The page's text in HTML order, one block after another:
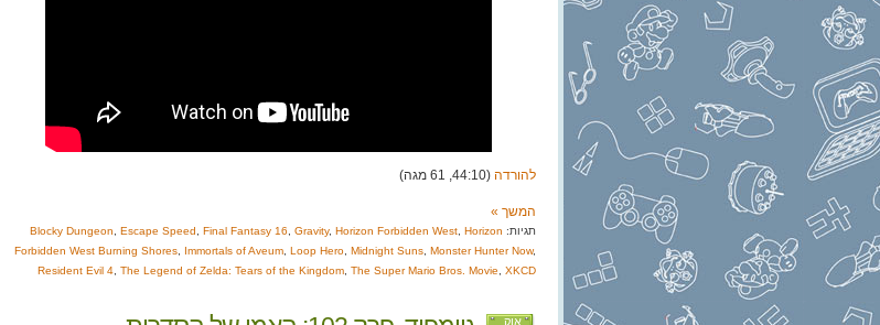
להורדה (44:10, 61 מגה)
המשך »
תגיות: Blocky Dungeon Escape Speed Final Fantasy 16 Gravity, Horizon Forbidden West Horizon
Forbidden West Burning Shores
Immortals of Aveum Loop Hero Midnight Suns Monster Hunter Now,
Resident Evil 4 The Legend of Zelda: Tears of the Kingdom The Super Mario Bros. Movie XKCD
אוק